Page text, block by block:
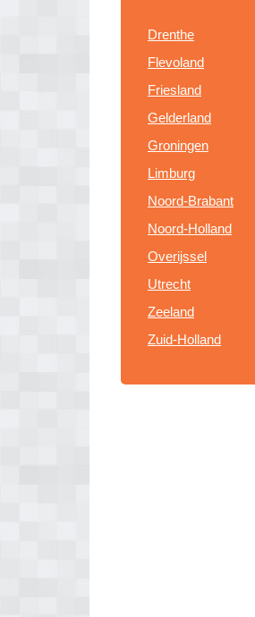
Drenthe
Flevoland
Friesland
Gelderland
Groningen
Limburg
Noord-Brabant
Noord-Holland
Overijssel
Utrecht
Zeeland
Zuid-Holland